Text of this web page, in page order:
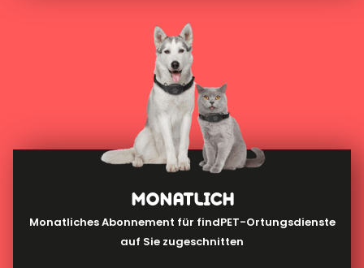
MONATLICH
Monatliches Abonnement für findPET-Ortungsdienste
auf Sie zugeschnitten